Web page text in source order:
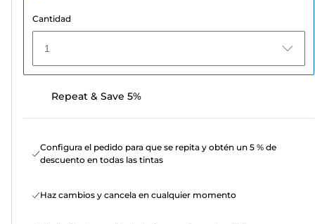
Cantidad
1
Repeat & Save 5%
Configura el pedido para que se repita y obtén un 5 % de
descuento en todas las tintas
Haz cambios y cancela en cualquier momento